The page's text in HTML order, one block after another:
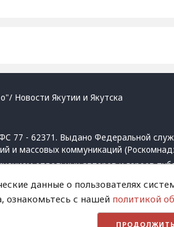
Новости Якутии и Якутска
77 - 62371. Выдано Федеральной
и массовых коммуникаций
отдельных авторов и героев
активная ссылка на сайт.
запрещенных организаций
данные о пользователях
ознакомьтесь с нашей политикой
ПРОДОЛЖИТЬ